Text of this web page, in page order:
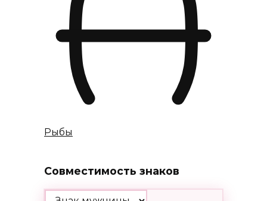
Рыбы
Совместимость знаков